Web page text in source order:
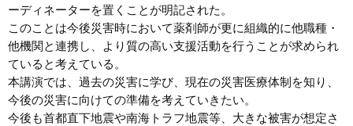
ーディネーターを置くことが明記された。
このことは今後災害時において薬剤師が更に組織的に他職種・
他機関と連携し、より質の高い支援活動を行うことが求められ
ていると考えている。
本講演では、過去の災害に学び、現在の災害医療体制を知り、
今後の災害に向けての準備を考えていきたい。
今後も首都直下地震や南海トラフ地震等、大きな被害が想定さ